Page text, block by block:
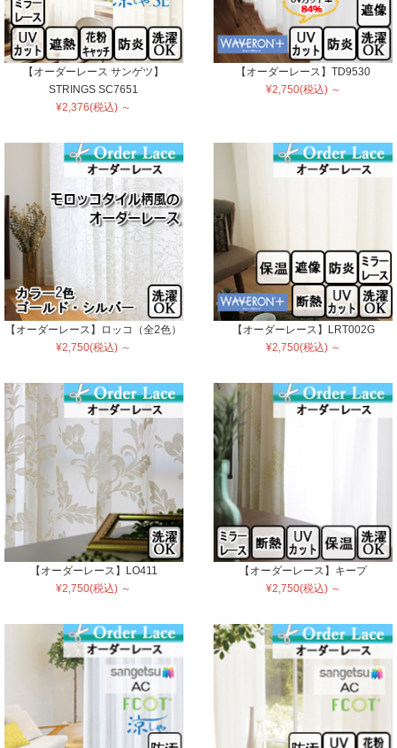
【オーダーレース サンゲツ】
STRINGS SC7651
¥2,376(税込) ～
【オーダーレース】TD9530
¥2,750(税込) ～
【オーダーレース】ロッコ（全2色）
¥2,750(税込) ～
【オーダーレース】LRT002G
¥2,750(税込) ～
【オーダーレース】LO411
¥2,750(税込) ～
【オーダーレース】キープ
¥2,750(税込) ～